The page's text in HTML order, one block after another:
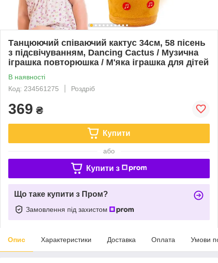
Танцюючий співаючий кактус 34см, 58 пісень
з підсвічуванням, Dancing Cactus / Музична
іграшка повторюшка / М'яка іграшка для дітей
В наявності
Код: 234561275
Роздріб
369 ₴
Купити
або
Купити з
Що таке купити з Пром?
Замовлення під захистом
Опис Характеристики Доставка Оплата Умови